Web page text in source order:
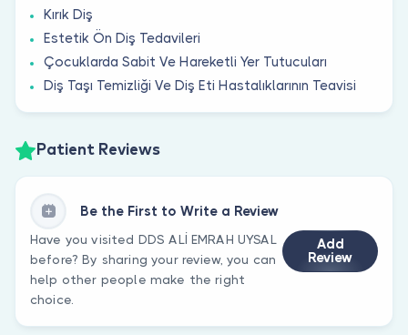
Kırık Diş
Estetik Ön Diş Tedavileri
Çocuklarda Sabit Ve Hareketli Yer Tutucuları
Diş Taşı Temizliği Ve Diş Eti Hastalıklarının Teavisi
Patient Reviews
Be the First to Write a Review
Have you visited DDS ALİ EMRAH UYSAL
before? By sharing your review, you can
help other people make the right
choice.
Add
Review